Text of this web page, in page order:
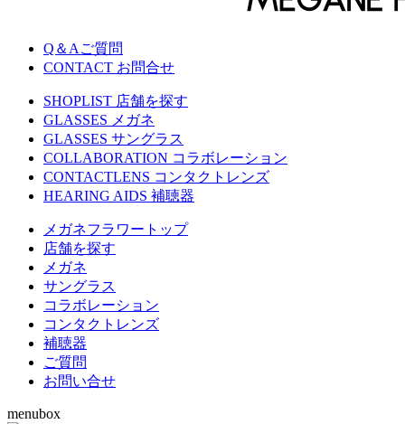
Q＆Aご質問
CONTACT お問合せ
SHOPLIST 店舗を探す
GLASSES メガネ
GLASSES サングラス
COLLABORATION コラボレーション
CONTACTLENS コンタクトレンズ
HEARING AIDS 補聴器
メガネフラワートップ
店舗を探す
メガネ
サングラス
コラボレーション
コンタクトレンズ
補聴器
ご質問
お問い合せ
menubox